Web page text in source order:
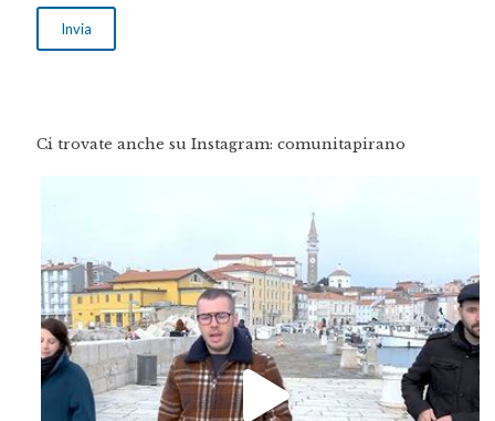
Ci trovate anche su Instagram: comunitapirano